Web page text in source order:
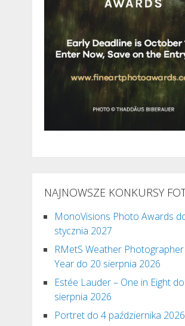
NAJNOWSZE KONKURSY
MonoVisions Photo Awards
stycznia 2027
RMetS Weather
Year do 20 sierpnia 2026
Estée Lauder – One in Eight
sierpnia 2026
Portret do 4 października 2026